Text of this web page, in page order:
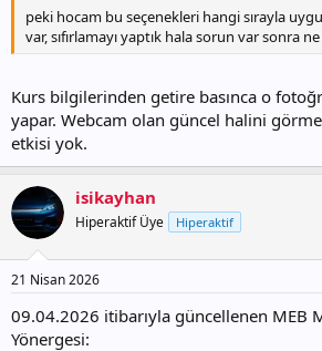
peki hocam bu seçenekleri hangi sırayla
var, sıfırlamayı yaptık hala sorun var sonra
Kurs bilgilerinden getire basınca o
yapar. Webcam olan güncel halini
etkisi yok.
isikayhan
Hiperaktif Üye Hiperaktif
21 Nisan 2026
09.04.2026 itibarıyla güncellenen MEB
Yönergesi: